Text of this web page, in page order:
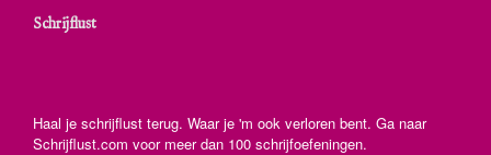
Schrijflust
Haal je schrijflust terug. Waar je 'm ook verloren bent. Ga naar
Schrijflust.com voor meer dan 100 schrijfoefeningen.